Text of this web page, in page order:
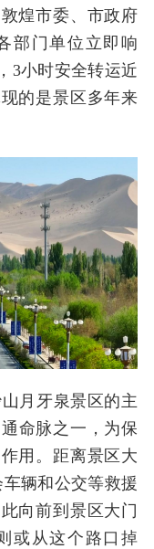
煌市委、市政府
部门单位立即响
3小时安全转运近
的是景区多年来
月牙泉景区的主
命脉之一，为保
用。距离景区大
辆和公交等救援
向前到景区大门
或从这个路口掉